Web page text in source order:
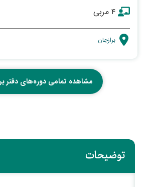
برازجان
مشاهده تمامی دوره‌های دفتر
توضیحات